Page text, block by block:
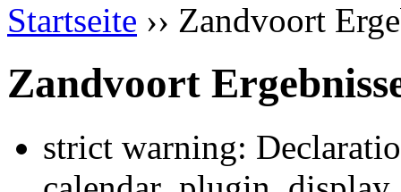
Startseite ›› Zandvoort
Zandvoort
strict warning: